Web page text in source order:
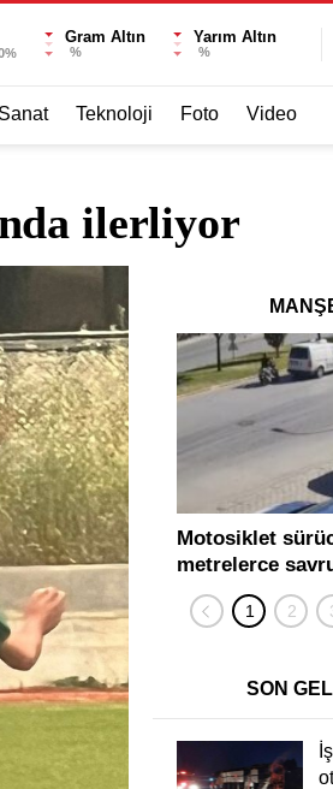
Gram Altın
%
Yarım Altın
%
Teknoloji Foto Video
ilerliyor
Motosiklet
metrelerce
güvenlik
SON